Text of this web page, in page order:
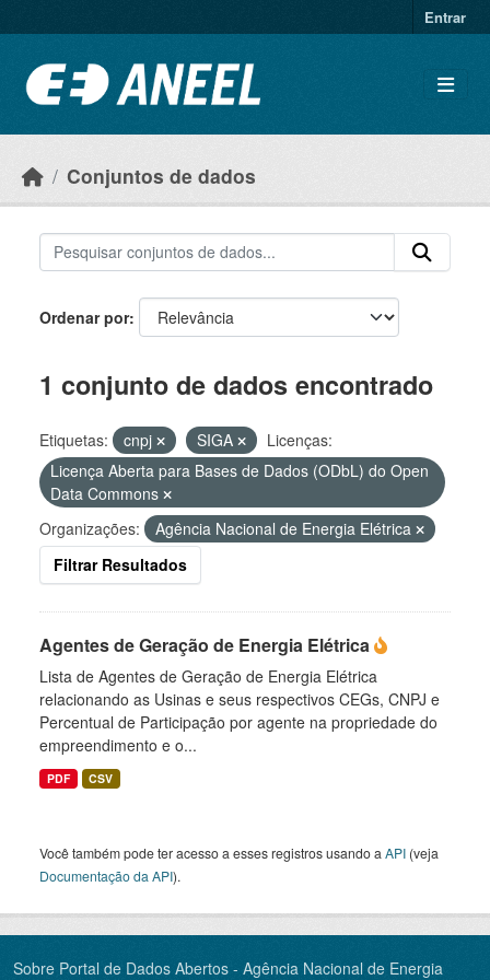
Entrar
Conjuntos de dados
Ordenar por
1 conjunto de dados encontrado
Etiquetas: cnpj SIGA
Licenças:
Licença Aberta para Bases de Dados (ODbL) do Open
Data Commons
Organizações:
Agência Nacional de Energia Elétrica
Filtrar Resultados
Agentes de Geração de Energia Elétrica
Lista de Agentes de Geração de Energia Elétrica
relacionando as Usinas e seus respectivos CEGs, CNPJ e
Percentual de Participação por agente na propriedade do
empreendimento e o...
PDF CSV
Você também pode ter acesso a esses registros usando a API (veja
Documentação da API).
Sobre Portal de Dados Abertos - Agência Nacional de Energia